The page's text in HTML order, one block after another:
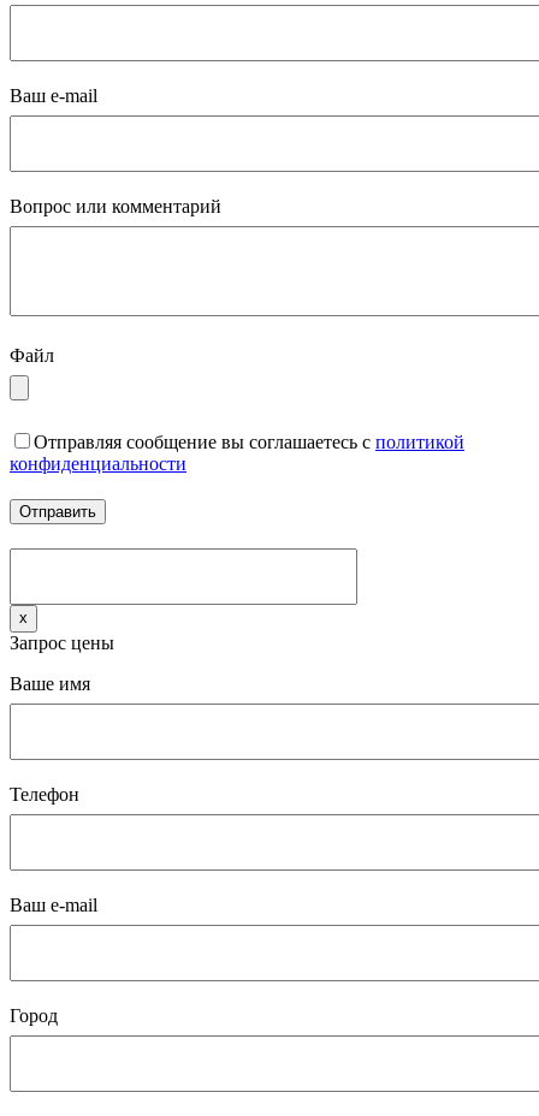
Ваш e-mail
Вопрос или комментарий
Файл
Отправляя сообщение вы соглашаетесь с политикой
конфиденциальности
x
Запрос цены
Ваше имя
Телефон
Ваш e-mail
Город